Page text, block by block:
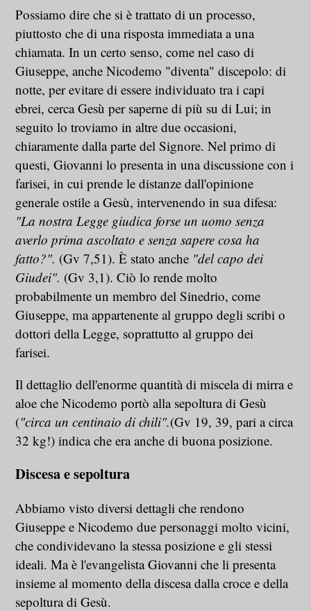
Possiamo dire che si è trattato di un processo,
piuttosto che di una risposta immediata a una
chiamata. In un certo senso, come nel caso di
Giuseppe, anche Nicodemo "diventa" discepolo: di
notte, per evitare di essere individuato tra i capi
ebrei, cerca Gesù per saperne di più su di Lui; in
seguito lo troviamo in altre due occasioni,
chiaramente dalla parte del Signore. Nel primo di
questi, Giovanni lo presenta in una discussione con i
farisei, in cui prende le distanze dall'opinione
generale ostile a Gesù, intervenendo in sua difesa:
"La nostra Legge giudica forse un uomo senza
averlo prima ascoltato e senza sapere cosa ha
fatto?". (Gv 7,51). È stato anche "del capo dei
Giudei". (Gv 3,1). Ciò lo rende molto
probabilmente un membro del Sinedrio, come
Giuseppe, ma appartenente al gruppo degli scribi o
dottori della Legge, soprattutto al gruppo dei
farisei.
Il dettaglio dell'enorme quantità di miscela di mirra e
aloe che Nicodemo portò alla sepoltura di Gesù
("circa un centinaio di chili".(Gv 19, 39, pari a circa
32 kg!) indica che era anche di buona posizione.
Discesa e sepoltura
Abbiamo visto diversi dettagli che rendono
Giuseppe e Nicodemo due personaggi molto vicini,
che condividevano la stessa posizione e gli stessi
ideali. Ma è l'evangelista Giovanni che li presenta
insieme al momento della discesa dalla croce e della
sepoltura di Gesù.